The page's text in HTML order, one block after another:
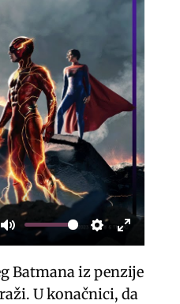
M
u
t
S
e
t
E
n
t
Batmana iz penzije
U konačnici, da